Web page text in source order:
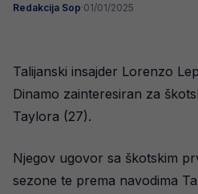
Redakcija Sop·01/01/2025
Talijanski insajder Lorenzo
Dinamo zainteresiran za
Taylora (27).
Njegov ugovor sa škotskim
sezone te prema navodima